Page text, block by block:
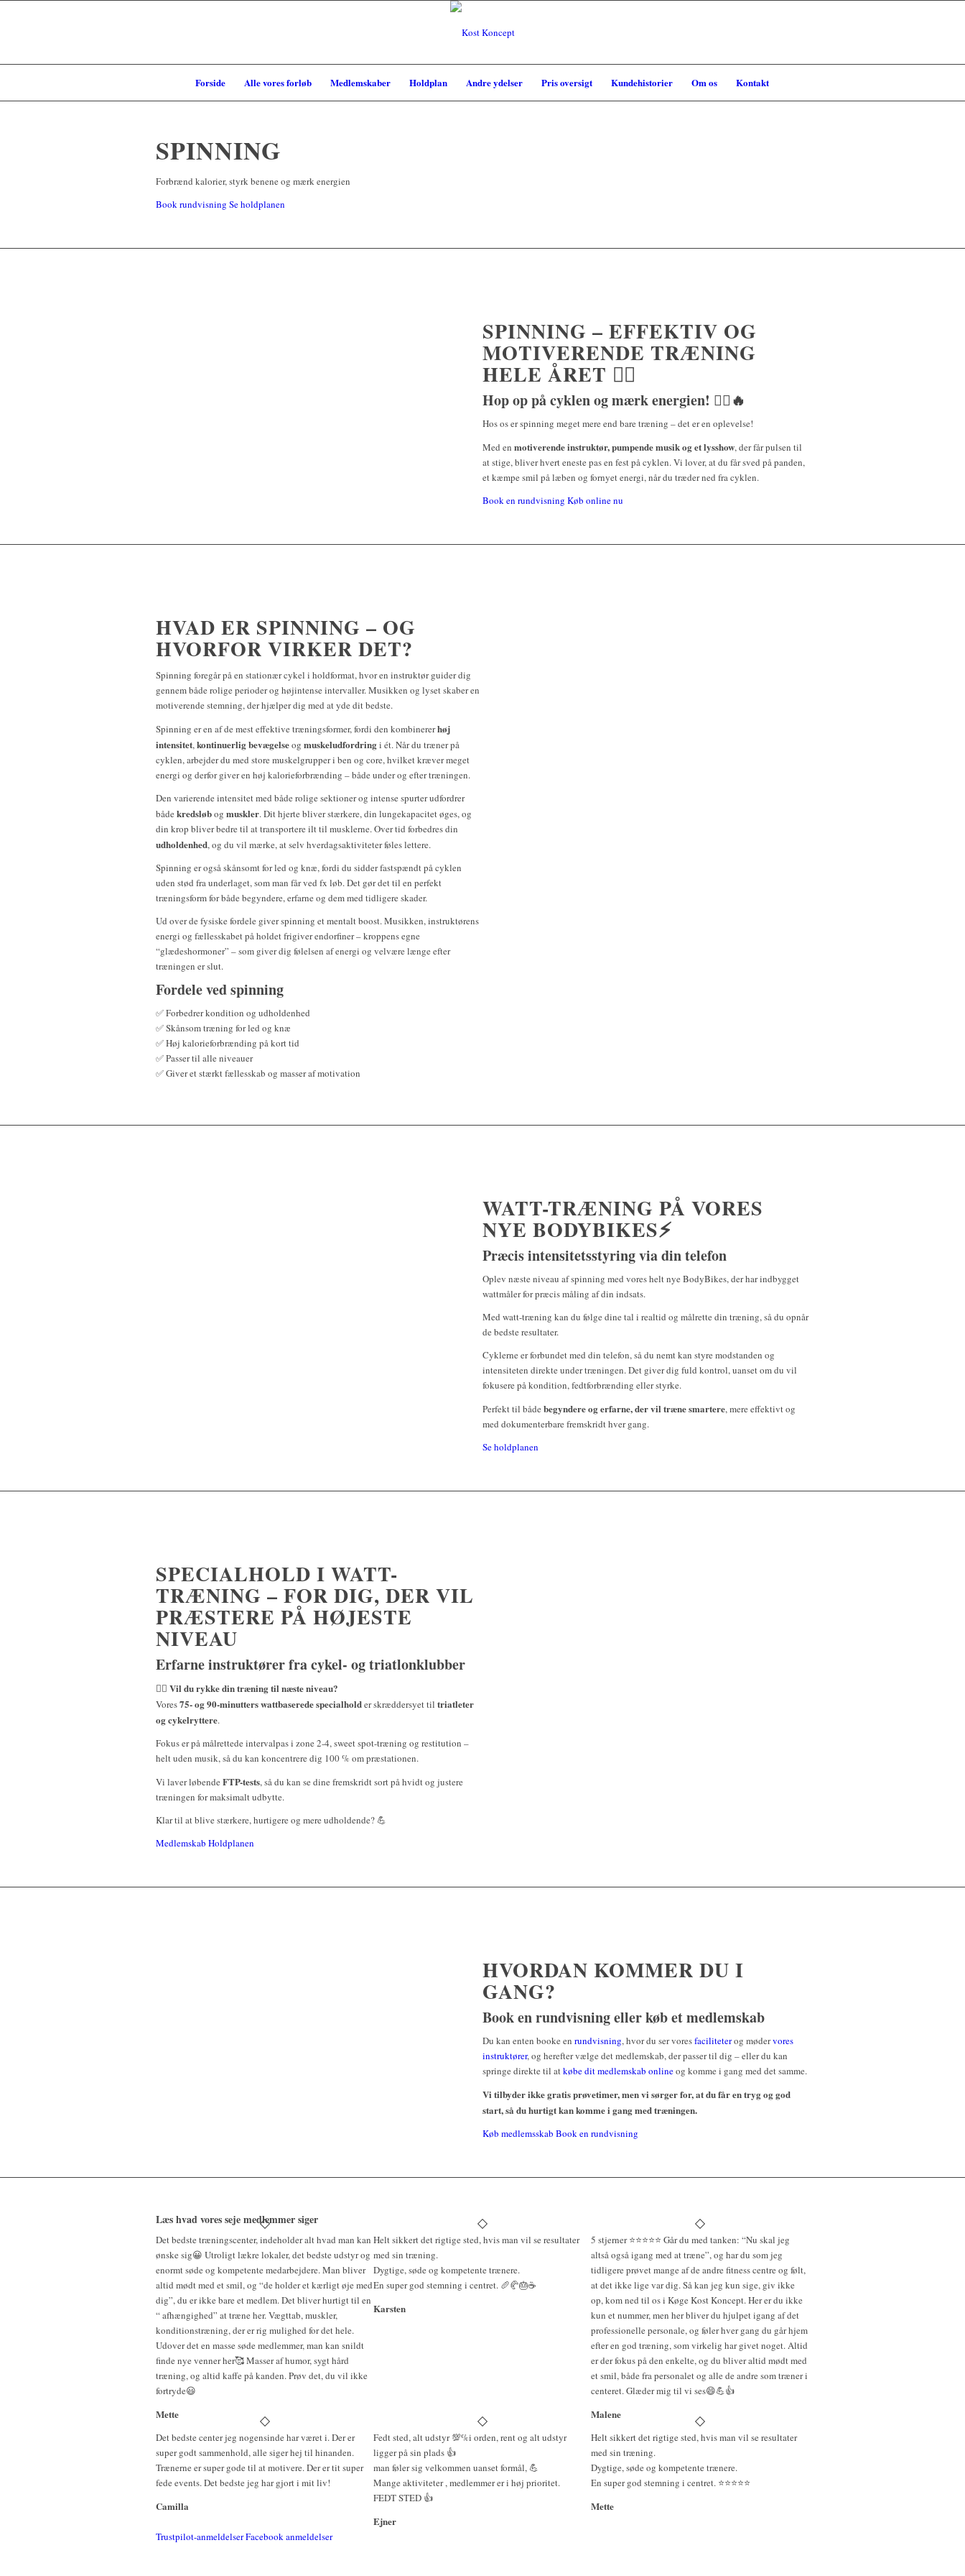
Forside Alle vores forløb Medlemskaber Holdplan Andre ydelser Pris oversigt Kundehistorier Om os Kontakt
SPINNING
Forbrænd kalorier, styrk benene og mærk energien
Book rundvisning Se holdplanen
SPINNING – EFFEKTIV OG
MOTIVERENDE TRÆNING
HELE ÅRET 🚴‍♀️
Hop op på cyklen og mærk energien! 🚴‍♀️🔥
Hos os er spinning meget mere end bare træning – det er en oplevelse!
Med en motiverende instruktør, pumpende musik og et lysshow, der får pulsen til
at stige, bliver hvert eneste pas en fest på cyklen. Vi lover, at du får sved på panden,
et kæmpe smil på læben og fornyet energi, når du træder ned fra cyklen.
Book en rundvisning Køb online nu
HVAD ER SPINNING – OG
HVORFOR VIRKER DET?
Spinning foregår på en stationær cykel i holdformat, hvor en instruktør guider dig
gennem både rolige perioder og højintense intervaller. Musikken og lyset skaber en
motiverende stemning, der hjælper dig med at yde dit bedste.
Spinning er en af de mest effektive træningsformer, fordi den kombinererhøj
intensitet,kontinuerlig bevægelseog muskeludfordringi ét. Når du træner på
cyklen, arbejder du med store muskelgrupper i ben og core, hvilket kræver meget
energi og derfor giver en høj kalorieforbrænding – både under og efter træningen.
Den varierende intensitet med både rolige sektioner og intense spurter udfordrer
både kredsløbog muskler. Dit hjerte bliver stærkere, din lungekapacitet øges, og
din krop bliver bedre til at transportere ilt til musklerne. Over tid forbedres din
udholdenhed, og du vil mærke, at selv hverdagsaktiviteter føles lettere.
Spinning er også skånsomt for led og knæ, fordi du sidder fastspændt på cyklen
uden stød fra underlaget, som man får ved fx løb. Det gør det til en perfekt
træningsform for både begyndere, erfarne og dem med tidligere skader.
Ud over de fysiske fordele giver spinning et mentalt boost. Musikken, instruktørens
energi og fællesskabet på holdet frigiver endorfiner – kroppens egne
“glædeshormoner” – som giver dig følelsen af energi og velvære længe efter
træningen er slut.
Fordele ved spinning
✅ Forbedrer kondition og udholdenhed
✅ Skånsom træning for led og knæ
✅ Høj kalorieforbrænding på kort tid
✅ Passer til alle niveauer
✅ Giver et stærkt fællesskab og masser af motivation
WATT-TRÆNING PÅ VORES
NYE BODYBIKES⚡
Præcis intensitetsstyring via din telefon
Oplev næste niveau af spinning med vores helt nye BodyBikes, der har indbygget
wattmåler for præcis måling af din indsats.
Med watt-træning kan du følge dine tal i realtid og målrette din træning, så du opnår
de bedste resultater.
Cyklerne er forbundet med din telefon, så du nemt kan styre modstanden og
intensiteten direkte under træningen. Det giver dig fuld kontrol, uanset om du vil
fokusere på kondition, fedtforbrænding eller styrke.
Perfekt til både begyndere og erfarne, der vil træne smartere, mere effektivt og
med dokumenterbare fremskridt hver gang.
Se holdplanen
SPECIALHOLD I WATT-
TRÆNING – FOR DIG, DER VIL
PRÆSTERE PÅ HØJESTE
NIVEAU
Erfarne instruktører fra cykel- og triatlonklubber
🚴‍♂️ Vil du rykke din træning til næste niveau?
Vores75- og 90-minutters wattbaserede specialholder skræddersyet til triatleter
og cykelryttere.
Fokus er på målrettede intervalpas i zone 2-4, sweet spot-træning og restitution –
helt uden musik, så du kan koncentrere dig 100 % om præstationen.
Vi laver løbende FTP-tests, så du kan se dine fremskridt sort på hvidt og justere
træningen for maksimalt udbytte.
Klar til at blive stærkere, hurtigere og mere udholdende? 💪
Medlemskab Holdplanen
HVORDAN KOMMER DU I
GANG?
Book en rundvisning eller køb et medlemskab
Du kan enten booke en rundvisning, hvor du ser voresfaciliteterog mødervores
instruktører, og herefter vælge det medlemskab, der passer til dig – eller du kan
springe direkte til atkøbe dit medlemskab onlineog komme i gang med det samme.
Vi tilbyder ikke gratis prøvetimer, men vi sørger for, at du får en tryg og god
start, så du hurtigt kan komme i gang med træningen.
Køb medlemsskab Book en rundvisning
Læs hvad vores seje medlemmer siger
Det bedste træningscenter, indeholder alt hvad man kan
ønske sig😀 Utroligt lækre lokaler, det bedste udstyr og
enormt søde og kompetente medarbejdere. Man bliver
altid mødt med et smil, og “de holder et kærligt øje med
dig”, du er ikke bare et medlem. Det bliver hurtigt til en
“ afhængighed” at træne her. Vægttab, muskler,
konditionstræning, der er rig mulighed for det hele.
Udover det en masse søde medlemmer, man kan snildt
finde nye venner her🥰 Masser af humor, sygt hård
træning, og altid kaffe på kanden. Prøv det, du vil ikke
fortryde😃
Mette
Helt sikkert det rigtige sted, hvis man vil se resultater
med sin træning.
Dygtige, søde og kompetente trænere.
En super god stemning i centret. 🥖🥐🎂☕️
Karsten
5 stjerner ⭐️⭐️⭐️⭐️⭐️ Går du med tanken: “Nu skal jeg
altså også igang med at træne”, og har du som jeg
tidligere prøvet mange af de andre fitness centre og følt,
at det ikke lige var dig. Så kan jeg kun sige, giv ikke
op, kom ned til os i Køge Kost Koncept. Her er du ikke
kun et nummer, men her bliver du hjulpet igang af det
professionelle personale, og føler hver gang du går hjem
efter en god træning, som virkelig har givet noget. Altid
er der fokus på den enkelte, og du bliver altid mødt med
et smil, både fra personalet og alle de andre som træner i
centeret. Glæder mig til vi ses😄💪👍
Malene
Det bedste center jeg nogensinde har været i. Der er
super godt sammenhold, alle siger hej til hinanden.
Trænerne er super gode til at motivere. Der er tit super
fede events. Det bedste jeg har gjort i mit liv!
Camilla
Fedt sted, alt udstyr 💯%i orden, rent og alt udstyr
ligger på sin plads 👍
man føler sig velkommen uanset formål, 💪
Mange aktiviteter , medlemmer er i høj prioritet.
FEDT STED 👍
Ejner
Helt sikkert det rigtige sted, hvis man vil se resultater
med sin træning.
Dygtige, søde og kompetente trænere.
En super god stemning i centret. ⭐️⭐️⭐️⭐️⭐️
Mette
Trustpilot-anmeldelserFacebook anmeldelser